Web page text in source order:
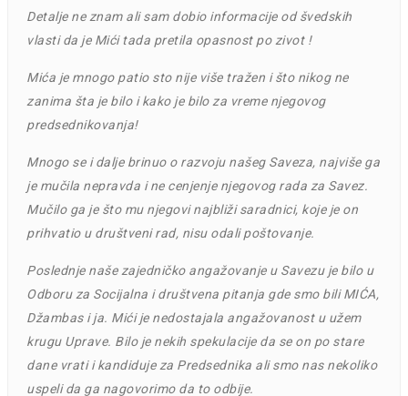
Detalje ne znam ali sam dobio informacije od švedskih
vlasti da je Mići tada pretila opasnost po zivot !
Mića je mnogo patio sto nije više tražen i što nikog ne
zanima šta je bilo i kako je bilo za vreme njegovog
predsednikovanja!
Mnogo se i dalje brinuo o razvoju našeg Saveza, najviše ga
je mučila nepravda i ne cenjenje njegovog rada za Savez.
Mučilo ga je što mu njegovi najbliži saradnici, koje je on
prihvatio u društveni rad, nisu odali poštovanje.
Poslednje naše zajedničko angažovanje u Savezu je bilo u
Odboru za Socijalna i društvena pitanja gde smo bili MIĆA,
Džambas i ja. Mići je nedostajala angažovanost u užem
krugu Uprave. Bilo je nekih spekulacije da se on po stare
dane vrati i kandiduje za Predsednika ali smo nas nekoliko
uspeli da ga nagovorimo da to odbije.